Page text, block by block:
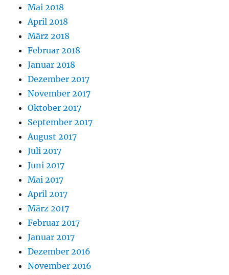
Mai 2018
April 2018
März 2018
Februar 2018
Januar 2018
Dezember 2017
November 2017
Oktober 2017
September 2017
August 2017
Juli 2017
Juni 2017
Mai 2017
April 2017
März 2017
Februar 2017
Januar 2017
Dezember 2016
November 2016